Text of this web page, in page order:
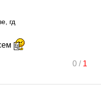
гд
0/ 1